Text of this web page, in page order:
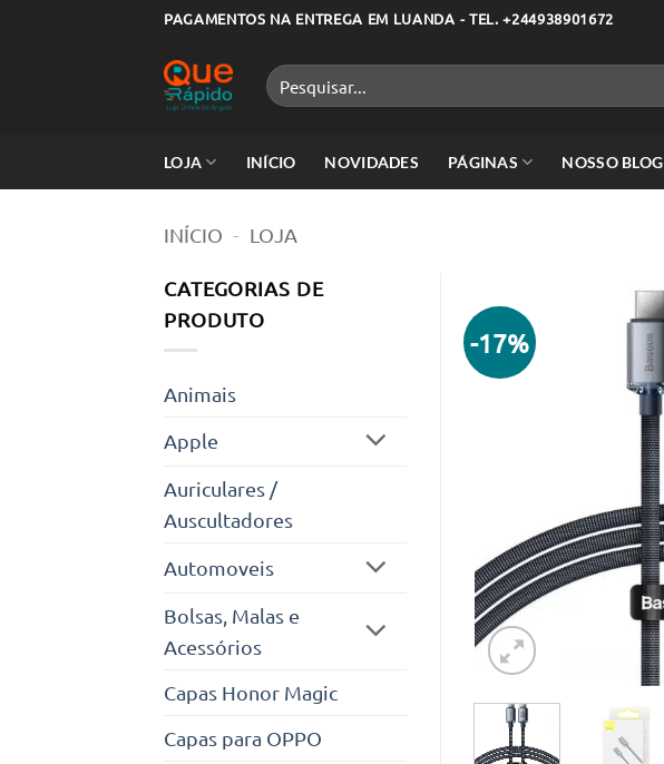
PAGAMENTOS NA ENTREGA EM LUANDA - TEL. +244938901672
Pesquisar
por:
LOJA INÍCIO NOVIDADES PÁGINAS NOSSO BLOG
INÍCIO - LOJA
CATEGORIAS DE
PRODUTO
Animais
Apple
Auriculares /
Auscultadores
Automoveis
Bolsas, Malas e
Acessórios
Capas Honor Magic
Capas para OPPO
-17%